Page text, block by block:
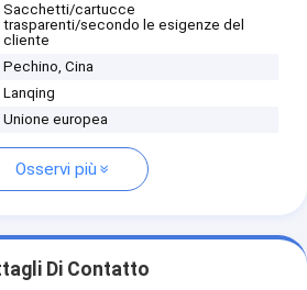
Sacchetti/cartucce
trasparenti/secondo le esigenze del
cliente
Pechino, Cina
Lanqing
Unione europea
Osservi più
Di Contatto